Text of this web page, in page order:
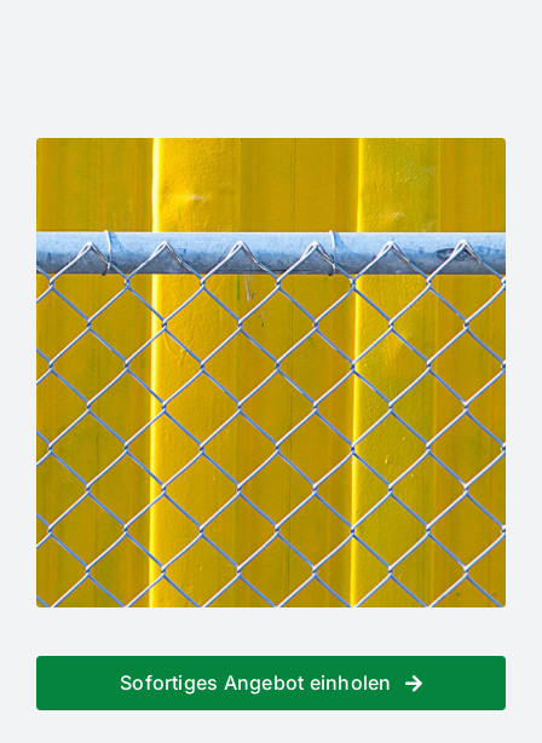
Sofortiges Angebot einholen